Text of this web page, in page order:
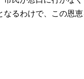
るわけで、この恩